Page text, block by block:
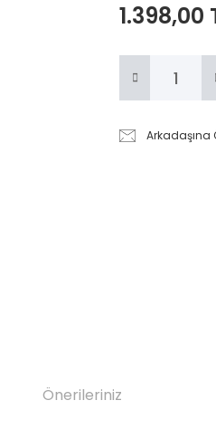
1.398,00
Arkadaşına
Önerileriniz